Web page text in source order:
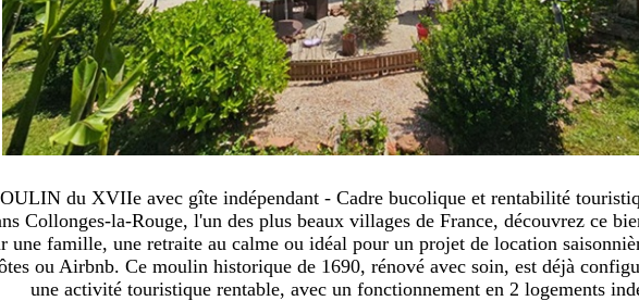
du XVIIe avec gîte indépendant - Cadre bucolique et rentabilité
Collonges-la-Rouge, l'un des plus beaux villages de France, découvrez ce
une famille, une retraite au calme ou idéal pour un projet de location
ou Airbnb. Ce moulin historique de 1690, rénové avec soin, est déjà
une activité touristique rentable, avec un fonctionnement en 2 logements